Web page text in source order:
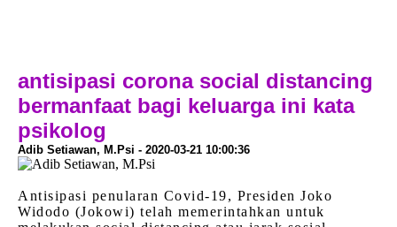
antisipasi corona social distancing
bermanfaat bagi keluarga ini kata
psikolog
Adib Setiawan, M.Psi - 2020-03-21 10:00:36
Antisipasi penularan Covid-19, Presiden Joko
Widodo (Jokowi) telah memerintahkan untuk